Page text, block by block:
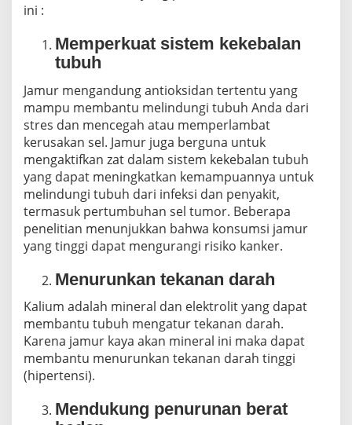
ini :
Memperkuat sistem kekebalan
tubuh
Jamur mengandung antioksidan tertentu yang
mampu membantu melindungi tubuh Anda dari
stres dan mencegah atau memperlambat
kerusakan sel. Jamur juga berguna untuk
mengaktifkan zat dalam sistem kekebalan tubuh
yang dapat meningkatkan kemampuannya untuk
melindungi tubuh dari infeksi dan penyakit,
termasuk pertumbuhan sel tumor. Beberapa
penelitian menunjukkan bahwa konsumsi jamur
yang tinggi dapat mengurangi risiko kanker.
Menurunkan tekanan darah
Kalium adalah mineral dan elektrolit yang dapat
membantu tubuh mengatur tekanan darah.
Karena jamur kaya akan mineral ini maka dapat
membantu menurunkan tekanan darah tinggi
(hipertensi).
Mendukung penurunan berat